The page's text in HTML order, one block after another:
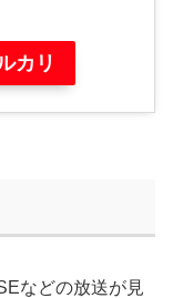
カリ
などの放送が見